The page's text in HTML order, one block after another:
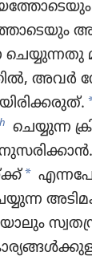
അവർ
h
ചെയ്യുന്ന
*